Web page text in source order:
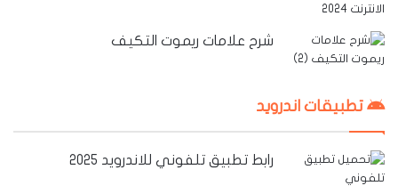
شرح علامات ريموت التكيف
تطبيقات اندرويد
رابط تطبيق تلفوني للاندرويد 2025